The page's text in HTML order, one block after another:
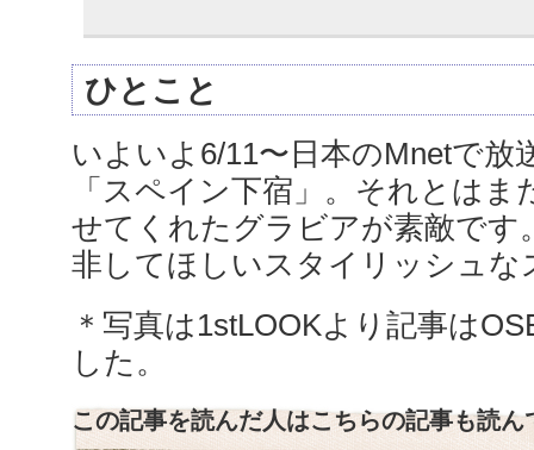
ひとこと
いよいよ6/11〜日本のMnetで放
「スペイン下宿」。それとは
せてくれたグラビアが素敵です
非してほしいスタイリッシュな
＊写真は1stLOOKより記事は
した。
この記事を読んだ人はこちらの記事も読ん